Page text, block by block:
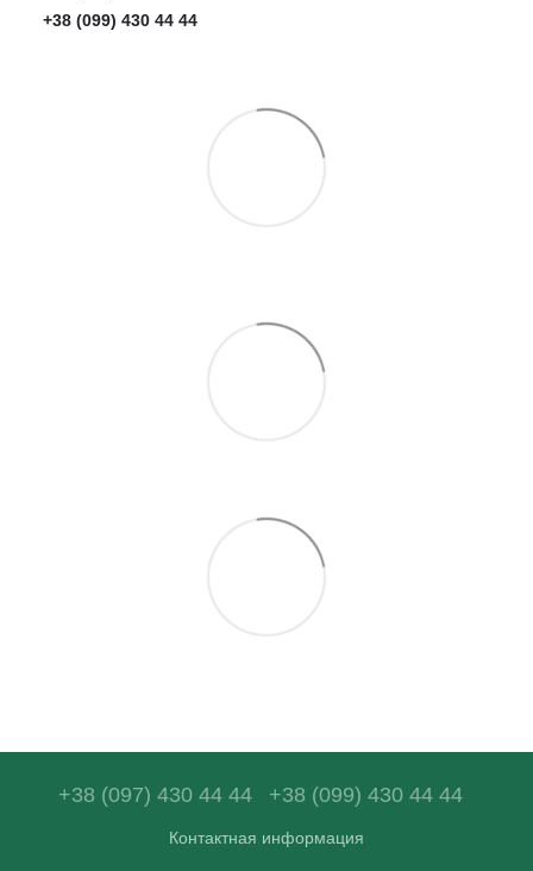
+38 (099) 430 44 44
+38 (097) 430 44 44 +38 (099) 430 44 44
Контактная информация